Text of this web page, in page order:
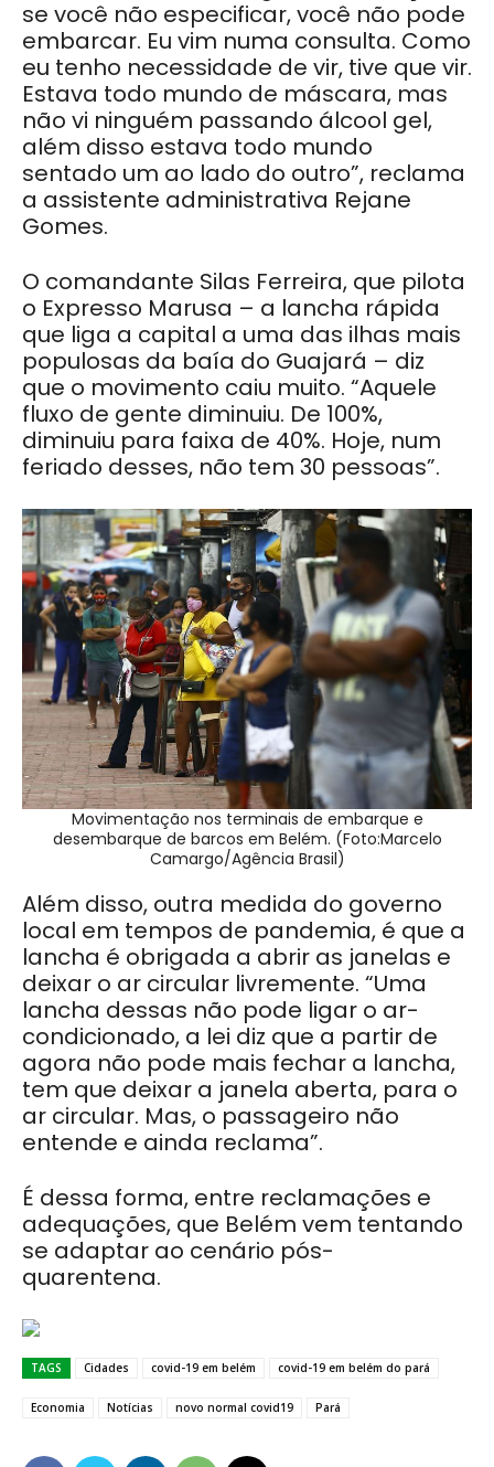
se você não especificar, você não pode
embarcar. Eu vim numa consulta. Como
eu tenho necessidade de vir, tive que vir.
Estava todo mundo de máscara, mas
não vi ninguém passando álcool gel,
além disso estava todo mundo
sentado um ao lado do outro”, reclama
a assistente administrativa Rejane
Gomes.
O comandante Silas Ferreira, que pilota
o Expresso Marusa – a lancha rápida
que liga a capital a uma das ilhas mais
populosas da baía do Guajará – diz
que o movimento caiu muito. “Aquele
fluxo de gente diminuiu. De 100%,
diminuiu para faixa de 40%. Hoje, num
feriado desses, não tem 30 pessoas”.
Movimentação nos terminais de embarque e
desembarque de barcos em Belém. (Foto:Marcelo
Camargo/Agência Brasil)
Além disso, outra medida do governo
local em tempos de pandemia, é que a
lancha é obrigada a abrir as janelas e
deixar o ar circular livremente. “Uma
lancha dessas não pode ligar o ar-
condicionado, a lei diz que a partir de
agora não pode mais fechar a lancha,
tem que deixar a janela aberta, para o
ar circular. Mas, o passageiro não
entende e ainda reclama”.
É dessa forma, entre reclamações e
adequações, que Belém vem tentando
se adaptar ao cenário pós-
quarentena.
TAGS Cidades covid-19 em belém covid-19 em belém do pará
Economia Notícias novo normal covid19 Pará